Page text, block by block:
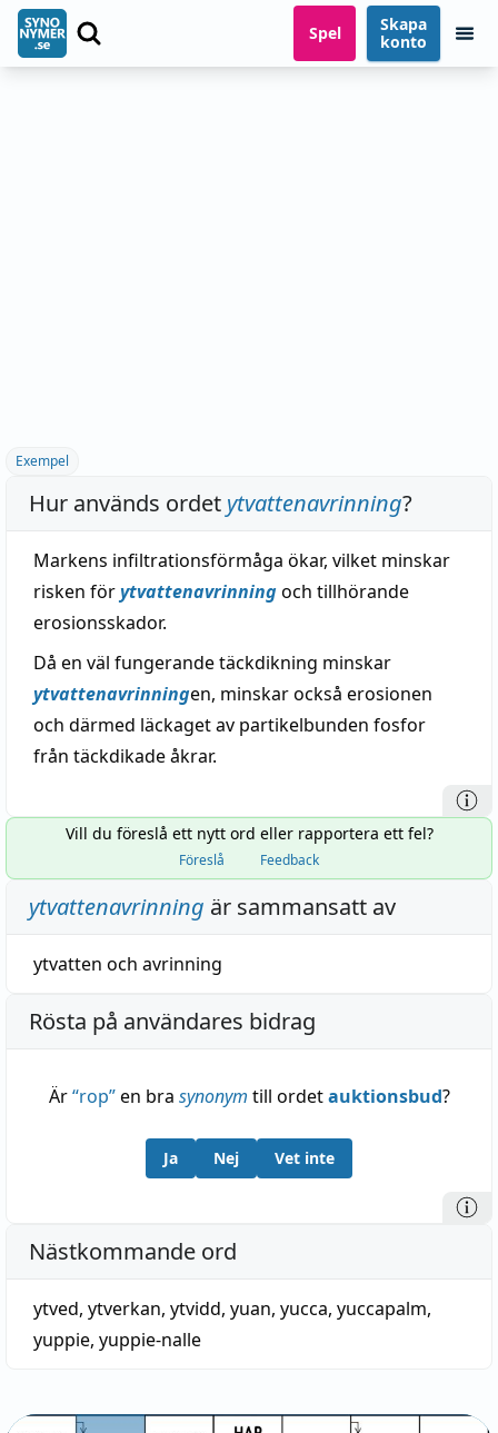
Spel
Skapa
konto
Exempel
Hur används ordet ytvattenavrinning?
Markens infiltrationsförmåga ökar, vilket minskar
risken förytvattenavrinningoch tillhörande
erosionsskador.
Då en väl fungerande täckdikning minskar
ytvattenavrinningen, minskar också erosionen
och därmed läckaget av partikelbunden fosfor
från täckdikade åkrar.
Vill du föreslå ett nytt ord eller rapportera ett fel?
Föreslå Feedback
ytvattenavrinning är sammansatt av
ytvatten och avrinning
Rösta på användares bidrag
Är“rop”en bra synonym till ordetauktionsbud?
Ja Nej Vet inte
Nästkommande ord
ytved, ytverkan, ytvidd, yuan, yucca, yuccapalm,
yuppie, yuppie-nalle